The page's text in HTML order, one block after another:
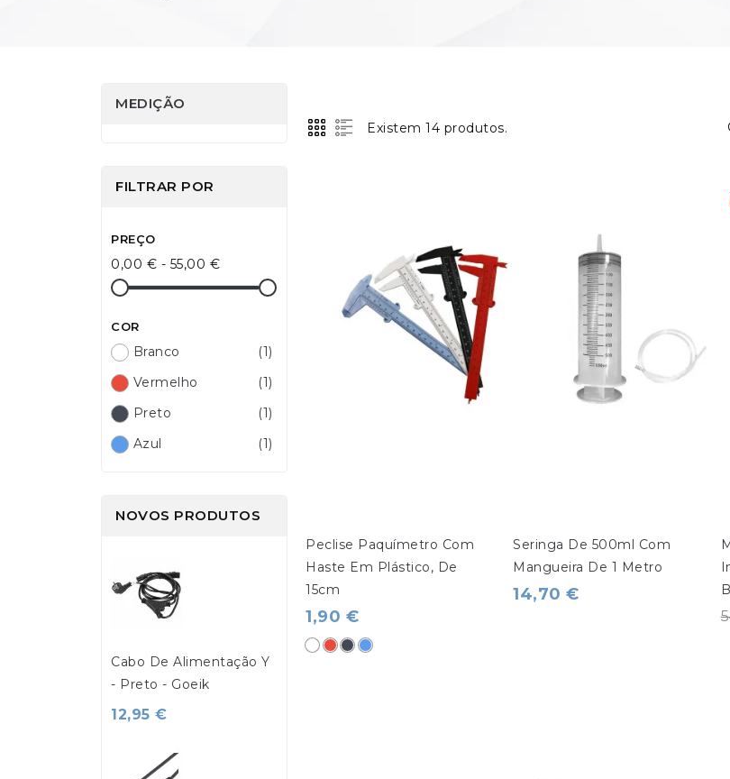
MEDIÇÃO
FILTRAR POR
PREÇO
0,00 € - 55,00 €
COR
Branco
(1)
Vermelho
(1)
Preto
(1)
Azul
(1)
NOVOS PRODUTOS
Cabo De Alimentação Y
- Preto - Goeik
12,95 €
Existem 14 produtos.
Peclise Paquímetro Com
Haste Em Plástico, De
15cm
1,90 €
Branco
Vermelho
Preto
Azul
Seringa De 500ml Com
Mangueira De 1 Metro
14,70 €